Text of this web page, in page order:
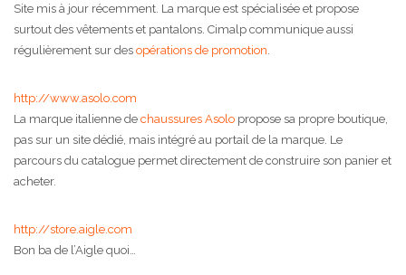
Site mis à jour récemment. La marque est spécialisée et propose
surtout des vêtements et pantalons. Cimalp communique aussi
régulièrement sur des opérations de promotion.
http://www.asolo.com
La marque italienne de chaussures Asolo propose sa propre boutique,
pas sur un site dédié, mais intégré au portail de la marque. Le
parcours du catalogue permet directement de construire son panier et
acheter.
http://store.aigle.com
Bon ba de l’Aigle quoi…